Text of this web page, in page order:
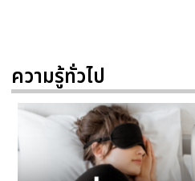
ความรู้ทั่วไป